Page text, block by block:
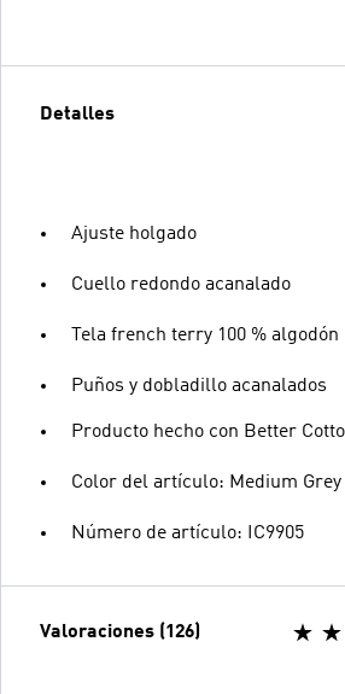
Detalles
Ajuste holgado
Cuello redondo acanalado
Tela french terry 100 % algodón
Puños y dobladillo acanalados
Producto hecho con Better
Color del artículo: Medium
Número de artículo: IC9905
Valoraciones (126)